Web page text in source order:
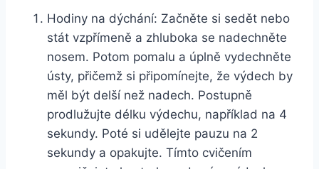
Hodiny na dýchání: Začněte si sedět nebo
stát vzpřímeně a zhluboka se nadechněte
nosem. Potom pomalu a úplně vydechněte
ústy, přičemž si připomínejte, že výdech by
měl být delší než nadech. Postupně
prodlužujte délku výdechu, například na 4
sekundy. Poté si udělejte pauzu na 2
sekundy a opakujte. Tímto cvičením